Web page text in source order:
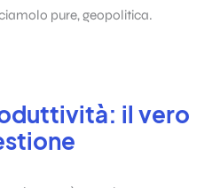
pure, geopolitica.
il vero